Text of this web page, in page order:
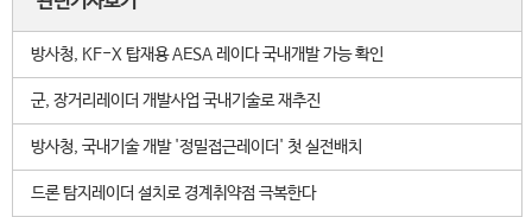
방사청, KF-X 탑재용 AESA 레이다 국내개발 가능 확인
군, 장거리레이더 개발사업 국내기술로 재추진
방사청, 국내기술 개발 '정밀접근레이더' 첫 실전배치
드론 탐지레이더 설치로 경계취약점 극복한다